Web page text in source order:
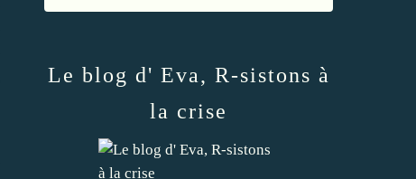
Le blog d' Eva, R-sistons à
la crise